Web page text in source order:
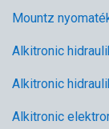
Mountz
Alkitronic
Alkitronic
Alkitronic